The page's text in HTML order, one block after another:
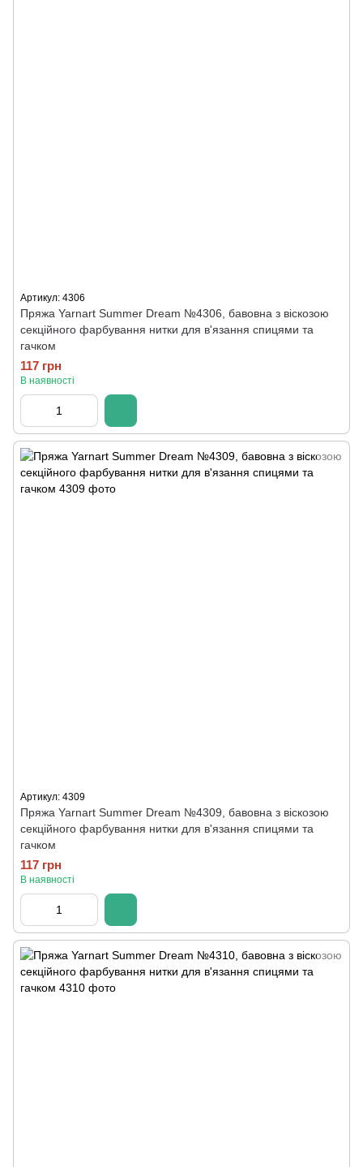
Артикул: 4306
Пряжа Yarnart Summer Dream №4306, бавовна з віскозою
секційного фарбування нитки для в'язання спицями та
гачком
117 грн
В наявності
Артикул: 4309
Пряжа Yarnart Summer Dream №4309, бавовна з віскозою
секційного фарбування нитки для в'язання спицями та
гачком
117 грн
В наявності